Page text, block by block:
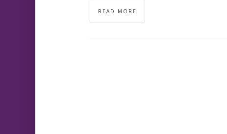
READ MORE